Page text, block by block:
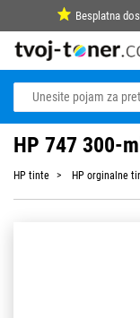
Besplatna
HP 747 300-
HP tinte HP orginalne